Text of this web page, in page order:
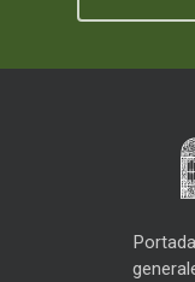
Portada